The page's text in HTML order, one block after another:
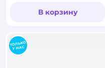
В корзину